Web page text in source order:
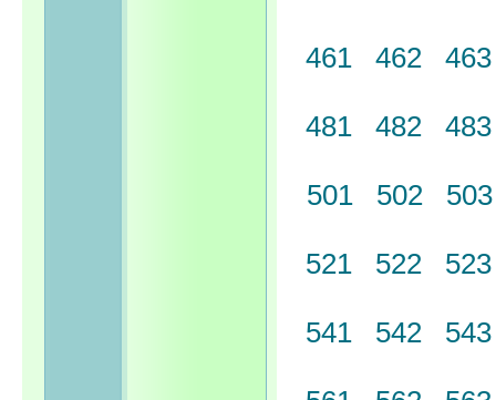
461 462
481 482
501 502
521 522
541 542